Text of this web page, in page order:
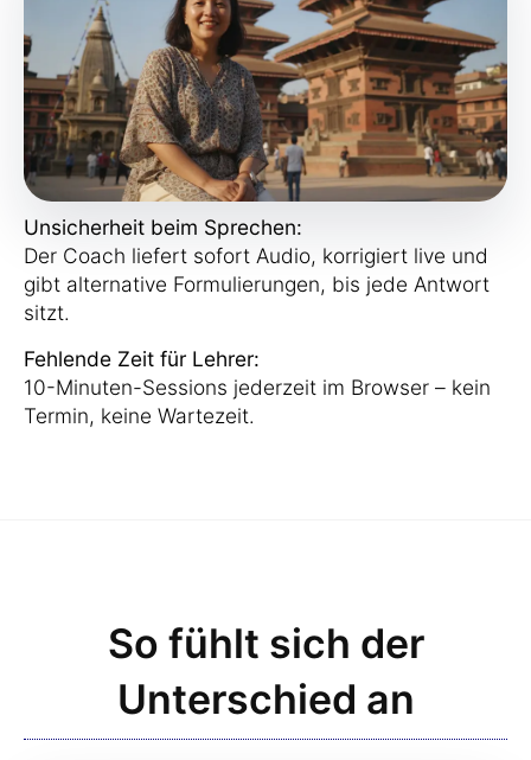
Unsicherheit beim Sprechen:
Der Coach liefert sofort Audio, korrigiert live und
gibt alternative Formulierungen, bis jede Antwort
sitzt.
Fehlende Zeit für Lehrer:
10-Minuten-Sessions jederzeit im Browser – kein
Termin, keine Wartezeit.
So fühlt sich der
Unterschied an